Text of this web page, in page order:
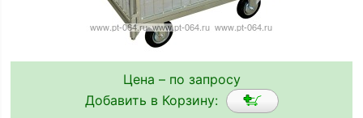
Цена – по запросу
Добавить в Корзину: